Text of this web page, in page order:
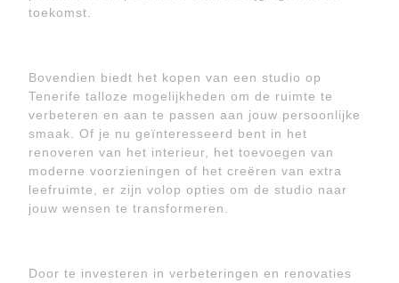
toekomst.
Bovendien biedt het kopen van een studio op
Tenerife talloze mogelijkheden om de ruimte te
verbeteren en aan te passen aan jouw persoonlijke
smaak. Of je nu geïnteresseerd bent in het
renoveren van het interieur, het toevoegen van
moderne voorzieningen of het creëren van extra
leefruimte, er zijn volop opties om de studio naar
jouw wensen te transformeren.
Door te investeren in verbeteringen en renovaties